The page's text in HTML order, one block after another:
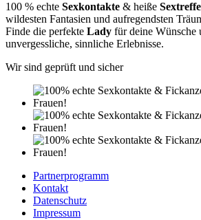
100 % echte Sexkontakte & heiße
wildesten Fantasien und aufregendsten
Finde die perfekte Lady für deine Wünsche
unvergessliche, sinnliche Erlebnisse.
Wir sind geprüft und sicher
Partnerprogramm
Kontakt
Datenschutz
Impressum